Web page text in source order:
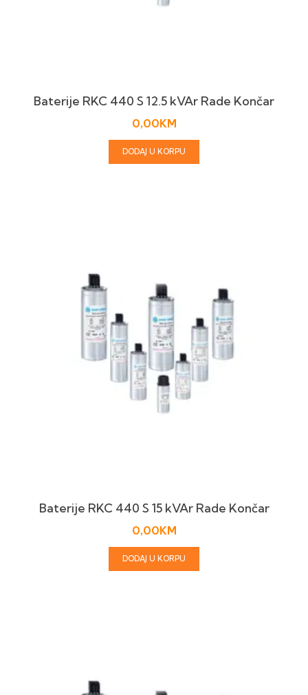
Baterije RKC 440 S 12.5 kVAr Rade Končar
0,00KM
DODAJ U KORPU
Baterije RKC 440 S 15 kVAr Rade Končar
0,00KM
DODAJ U KORPU